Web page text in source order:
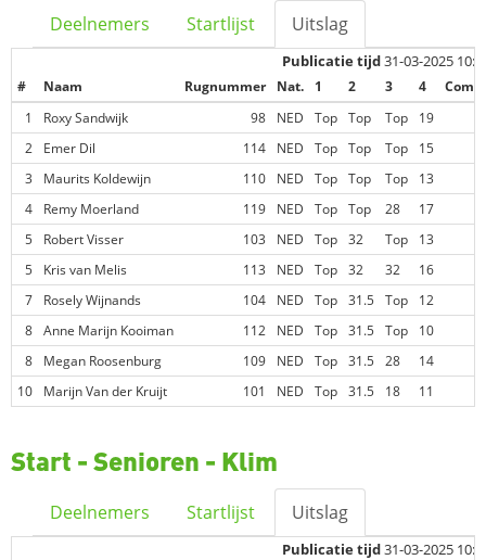
Deelnemers Startlijst Uitslag
Publicatie tijd31-03-2025
# Naam Rugnummer Nat. 1 2 3 4
1
Roxy Sandwijk 98 NED Top Top Top
19
2
Emer Dil 114 NED Top Top Top
15
3
Maurits Koldewijn 110 NED Top Top Top
13
4
Remy Moerland 119 NED Top Top 28
17
5
Robert Visser 103 NED Top 32 Top
13
5
Kris van Melis 113 NED Top 32 32
16
7
Rosely Wijnands 104 NED Top 31.5 Top
12
8 Anne Marijn Kooiman 112 NED Top 31.5 Top
10
8
Megan Roosenburg 109 NED Top 31.5 28
14
10
Marijn Van der Kruijt 101 NED Top 31.5 18 11
Start - Senioren - Klim
Deelnemers Startlijst Uitslag
Publicatie tijd31-03-2025